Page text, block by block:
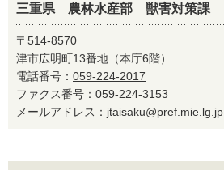
三重県 農林水産部 獣害対策課
〒514-8570
津市広明町13番地（本庁6階）
電話番号： 059-224-2017
ファクス番号：059-224-3153
メールアドレス： jtaisaku@pref.mie.lg.jp